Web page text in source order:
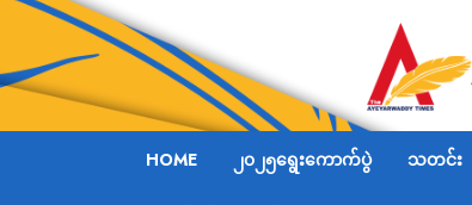
HOME ၂၀၂၅ရွေးကောက်ပွဲ သတင်း